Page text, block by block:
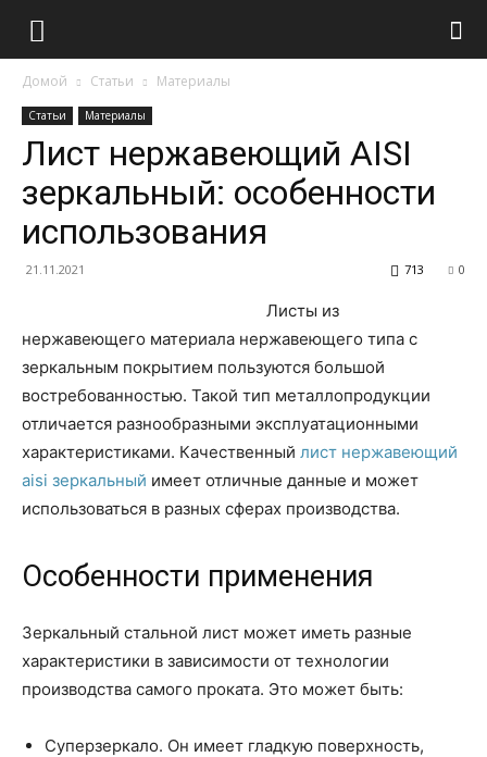
Домой Статьи Материалы
Статьи Материалы
Лист нержавеющий AISI
зеркальный: особенности
использования
21.11.2021 0
713
Листы из
нержавеющего материала нержавеющего типа с
зеркальным покрытием пользуются большой
востребованностью. Такой тип металлопродукции
отличается разнообразными эксплуатационными
характеристиками. Качественный лист нержавеющий
aisi зеркальный имеет отличные данные и может
использоваться в разных сферах производства.
Особенности применения
Зеркальный стальной лист может иметь разные
характеристики в зависимости от технологии
производства самого проката. Это может быть:
Суперзеркало. Он имеет гладкую поверхность,